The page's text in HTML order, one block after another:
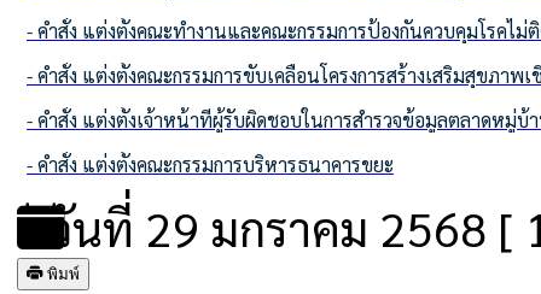
- คำสั่ง แต่งตั้งคณะทำงานและคณะกรรมการป้องกันควบคุมโรคไ
- คำสั่ง แต่งตั้งคณะกรรมการขับเคลื่อนโครงการสร้างเสริมสุขภ
- คำสั่ง แต่งตั้งเจ้าหน้าที่ผู้รับผิดชอบในการสำรวจข้อมูลตลาดหมู่
- คำสั่ง แต่งตั้งคณะกรรมการบริหารธนาคารขยะ
วันที่ 29 มกราคม 2568 [
พิมพ์